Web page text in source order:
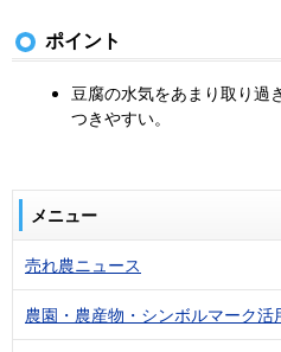
ポイント
豆腐の水気をあまり取り過
つきやすい。
メニュー
売れ農ニュース
農園・農産物・シンボルマーク活